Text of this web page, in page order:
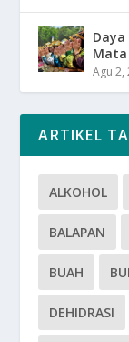
Mata
Agu 2,
ARTIKEL
ALKOHOL
BALAPAN
BUAH
DEHIDRASI